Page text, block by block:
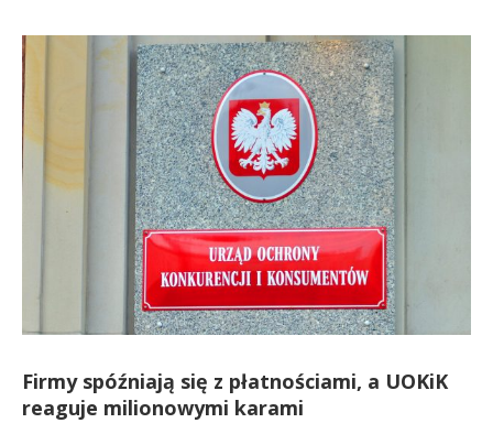
Firmy spóźniają się z płatnościami, a UOKiK
reaguje milionowymi karami